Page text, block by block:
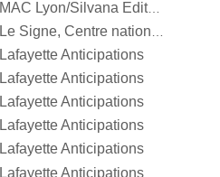
MAC Lyon/Silvana Editoriale
Lafayette Anticipations
Lafayette Anticipations
Lafayette Anticipations
Lafayette Anticipations
Lafayette Anticipations
Lafayette Anticipations